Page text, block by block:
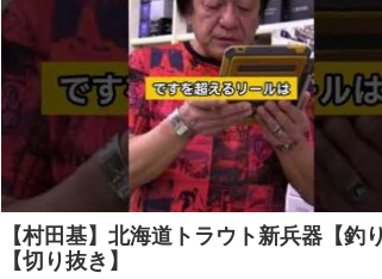
【村田基】北海道トラウト新兵器【釣り
【切り抜き】